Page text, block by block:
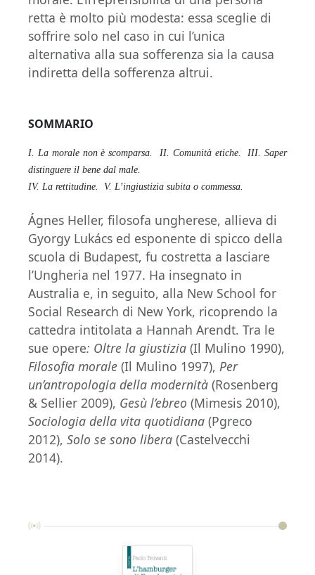
retta è molto più modesta: essa sceglie di
soffrire solo nel caso in cui l’unica
alternativa alla sua sofferenza sia la causa
indiretta della sofferenza altrui.
SOMMARIO
I. La morale non è scomparsa. II. Comunità etiche. III. Saper
distinguere il bene dal male.
IV. La rettitudine. V. L’ingiustizia subita o commessa.
Ágnes Heller, filosofa ungherese, allieva di
Gyorgy Lukács ed esponente di spicco della
scuola di Budapest, fu costretta a lasciare
l’Ungheria nel 1977. Ha insegnato in
Australia e, in seguito, alla New School for
Social Research di New York, ricoprendo la
cattedra intitolata a Hannah Arendt. Tra le
sue opere: Oltre la giustizia (Il Mulino 1990),
Filosofia morale (Il Mulino 1997), Per
un’antropologia della modernità (Rosenberg
& Sellier 2009), Gesù l’ebreo (Mimesis 2010),
Sociologia della vita quotidiana (Pgreco
2012), Solo se sono libera (Castelvecchi
2014).